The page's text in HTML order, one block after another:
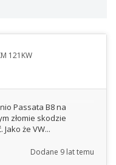
121KW
Passata B8 na
złomie skodzie
że VW...
Dodane 9 lat temu